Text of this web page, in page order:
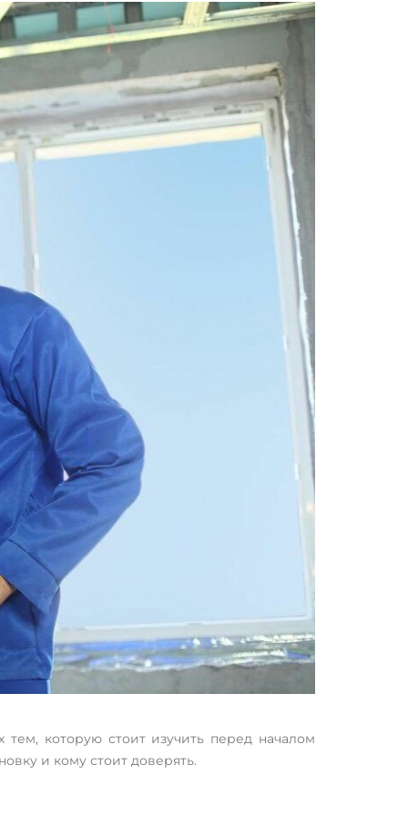
тем, которую стоит изучить перед началом
и кому стоит доверять.